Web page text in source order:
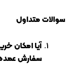
سوالات متداول
آیا امکان
سفارش